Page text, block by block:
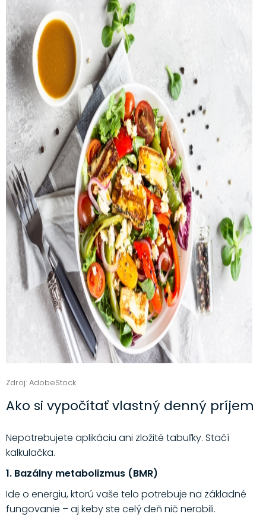
Zdroj: AdobeStock
Ako si vypočítať vlastný denný príjem
Nepotrebujete aplikáciu ani zložité tabuľky. Stačí
kalkulačka.
1. Bazálny metabolizmus (BMR)
Ide o energiu, ktorú vaše telo potrebuje na základné
fungovanie – aj keby ste celý deň nič nerobili.